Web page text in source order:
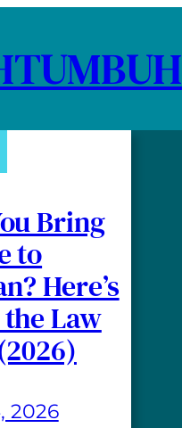
Bring
to
Here’s
Law
2026